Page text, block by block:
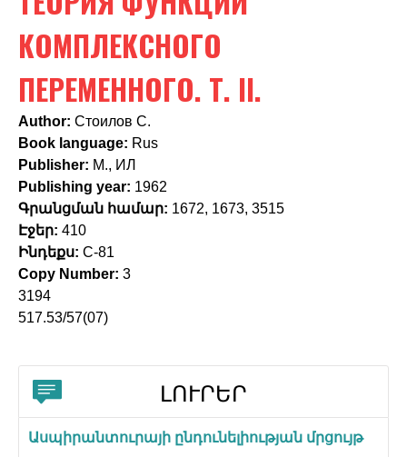
h
f
o
r
m
КОМПЛЕКСНОГО
ПЕРЕМЕННОГО. Т. II.
Author: Стоилов С.
Book language: Rus
Publisher: М., ИЛ
Publishing year: 1962
Գրանցման համար: 1672, 1673, 3515
Էջեր: 410
Ինդեքս: С-81
Copy Number: 3
3194
517.53/57(07)
ԼՈՒՐԵՐ
Ասպիրանտուրայի ընդունելիության մրցույթ